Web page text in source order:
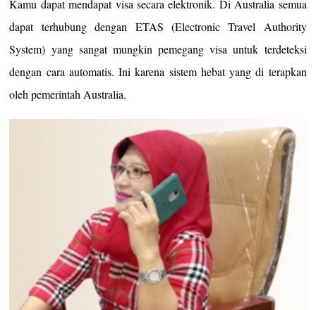
Kamu dapat mendapat visa secara elektronik. Di Australia semua
dapat terhubung dengan ETAS (Electronic Travel Authority
System) yang sangat mungkin pemegang visa untuk terdeteksi
dengan cara automatis. Ini karena sistem hebat yang di terapkan
oleh pemerintah Australia.